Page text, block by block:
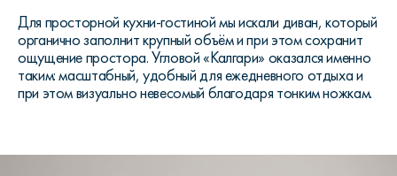
Для просторной кухни-гостиной мы искали диван, который
органично заполнит крупный объём и при этом сохранит
ощущение простора. Угловой «Калгари» оказался именно
таким: масштабный, удобный для ежедневного отдыха и
при этом визуально невесомый благодаря тонким ножкам.